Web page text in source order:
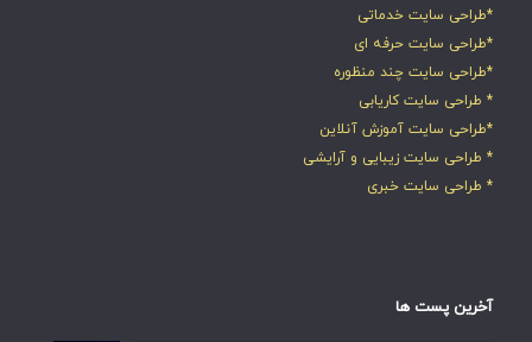
*طراحی سایت خدماتی
*طراحی سایت حرفه ای
*طراحی سایت چند منظوره
* طراحی سایت کاریابی
*طراحی سایت آموزش آنلاین
* طراحی سایت زیبایی و آرایشی
* طراحی سایت خبری
آخرین پست ها